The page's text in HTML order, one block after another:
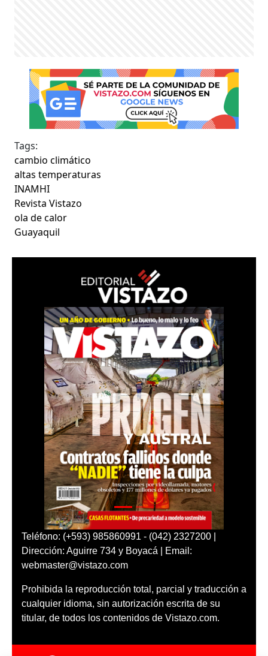
Tags:
cambio climático
altas temperaturas
INAMHI
Revista Vistazo
ola de calor
Guayaquil
Teléfono: (+593) 985860991 - (042) 2327200 |
Dirección: Aguirre 734 y Boyacá | Email:
webmaster@vistazo.com
Prohibida la reproducción total, parcial y traducción a
cualquier idioma, sin autorización escrita de su
titular, de todos los contenidos de Vistazo.com.